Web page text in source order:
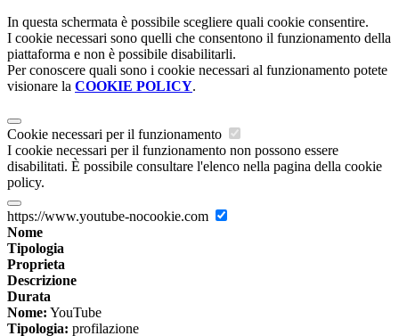
In questa schermata è possibile scegliere quali cookie consentire.
I cookie necessari sono quelli che consentono il funzionamento della
piattaforma e non è possibile disabilitarli.
Per conoscere quali sono i cookie necessari al funzionamento potete
visionare la COOKIE POLICY.
Cookie necessari per il funzionamento
I cookie necessari per il funzionamento non possono essere
disabilitati. È possibile consultare l'elenco nella pagina della cookie
policy.
https://www.youtube-nocookie.com
Nome
Tipologia
Proprieta
Descrizione
Durata
Nome: YouTube
Tipologia: profilazione